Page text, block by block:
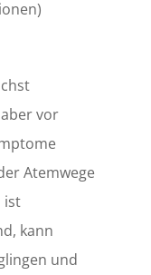
vor
Atemwege
ist
kann
und